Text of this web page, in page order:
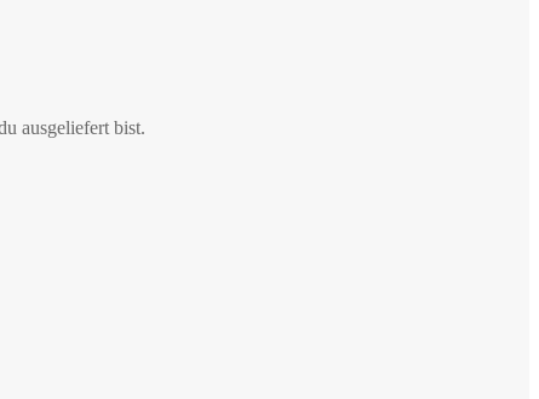
ausgeliefert bist.